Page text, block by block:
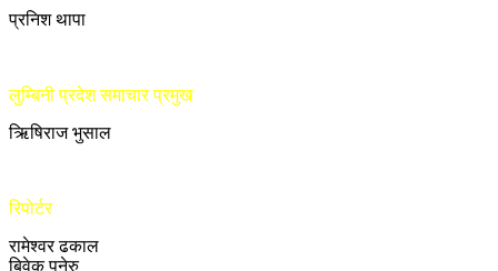
प्रनिश थापा
लुम्बिनी प्रदेश समाचार प्रमुख
ऋिषिराज भुसाल
रिपोर्टर
रामेश्वर ढकाल
बिवेक पनेरु